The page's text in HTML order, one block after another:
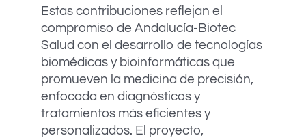
Estas contribuciones reflejan el
compromiso de Andalucía-Biotec
Salud con el desarrollo de tecnologías
biomédicas y bioinformáticas que
promueven la medicina de precisión,
enfocada en diagnósticos y
tratamientos más eficientes y
personalizados. El proyecto,